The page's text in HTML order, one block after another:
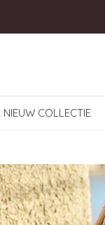
NIEUW COLLECTIE